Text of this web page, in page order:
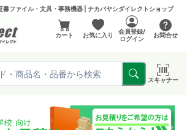
書ファイル・文具・事務機器 | ナカバヤシダイレクトショップ
カート お気に入り
会員登録/
ログイン
お問合せ
スキャナー